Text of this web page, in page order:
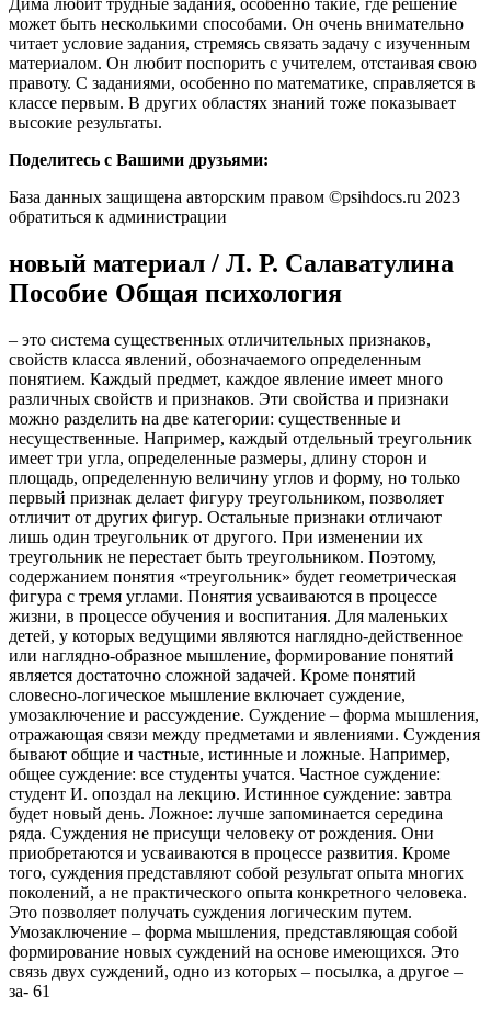
Дима любит трудные задания, особенно такие, где решение
может быть несколькими способами. Он очень внимательно
читает условие задания, стремясь связать задачу с изученным
материалом. Он любит поспорить с учителем, отстаивая свою
правоту. С заданиями, особенно по математике, справляется в
классе первым. В других областях знаний тоже показывает
высокие результаты.
Поделитесь с Вашими друзьями:
База данных защищена авторским правом ©psihdocs.ru 2023
обратиться к администрации
новый материал / Л. Р. Салаватулина
Пособие Общая психология
– это система существенных отличительных признаков,
свойств класса явлений, обозначаемого определенным
понятием. Каждый предмет, каждое явление имеет много
различных свойств и признаков. Эти свойства и признаки
можно разделить на две категории: существенные и
несущественные. Например, каждый отдельный треугольник
имеет три угла, определенные размеры, длину сторон и
площадь, определенную величину углов и форму, но только
первый признак делает фигуру треугольником, позволяет
отличит от других фигур. Остальные признаки отличают
лишь один треугольник от другого. При изменении их
треугольник не перестает быть треугольником. Поэтому,
содержанием понятия «треугольник» будет геометрическая
фигура с тремя углами. Понятия усваиваются в процессе
жизни, в процессе обучения и воспитания. Для маленьких
детей, у которых ведущими являются наглядно-действенное
или наглядно-образное мышление, формирование понятий
является достаточно сложной задачей. Кроме понятий
словесно-логическое мышление включает суждение,
умозаключение и рассуждение. Суждение – форма мышления,
отражающая связи между предметами и явлениями. Суждения
бывают общие и частные, истинные и ложные. Например,
общее суждение: все студенты учатся. Частное суждение:
студент И. опоздал на лекцию. Истинное суждение: завтра
будет новый день. Ложное: лучше запоминается середина
ряда. Суждения не присущи человеку от рождения. Они
приобретаются и усваиваются в процессе развития. Кроме
того, суждения представляют собой результат опыта многих
поколений, а не практического опыта конкретного человека.
Это позволяет получать суждения логическим путем.
Умозаключение – форма мышления, представляющая собой
формирование новых суждений на основе имеющихся. Это
связь двух суждений, одно из которых – посылка, а другое –
за- 61